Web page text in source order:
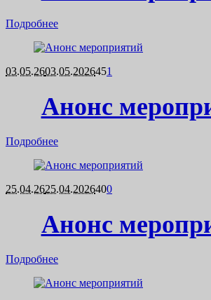
Подробнее
03.05.2603.05.2026451
Анонс
Подробнее
25.04.2625.04.2026400
Анонс
Подробнее